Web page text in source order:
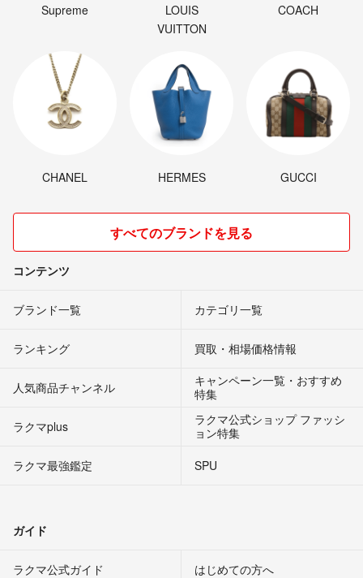
Supreme
LOUIS
VUITTON
COACH
CHANEL HERMES GUCCI
すべてのブランドを見る
コンテンツ
ブランド一覧 カテゴリ一覧
ランキング 買取・相場価格情報
人気商品チャンネル
キャンペーン一覧・おすすめ
特集
ラクマplus
ラクマ公式ショップ ファッシ
ョン特集
ラクマ最強鑑定
SPU
ガイド
ラクマ公式ガイド はじめての方へ